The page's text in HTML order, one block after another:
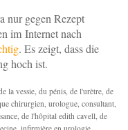
nur gegen Rezept
im Internet nach
. Es zeigt, dass die
hoch ist.
la vessie, du pénis, de l'urètre, de
chirurgien, urologue, consultant,
de l'hôpital edith cavell, de